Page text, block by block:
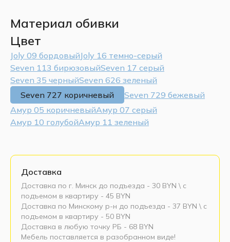
Материал обивки
Цвет
Joly 09 бордовыйJoly 16 темно-серый
Seven 113 бирюзовыйSeven 17 серый
Seven 35 черныйSeven 626 зеленый
Seven 727 коричневый
Seven 729 бежевый
Амур 05 коричневыйАмур 07 серый
Амур 10 голубойАмур 11 зеленый
Доставка
Доставка по г. Минск до подъезда - 30 BYN \ c
подъемом в квартиру - 45 BYN
Доставка по Минскому р-н до подъезда - 37 BYN \ c
подъемом в квартиру - 50 BYN
Доставка в любую точку РБ - 68 BYN
Мебель поставляется в разобранном виде!